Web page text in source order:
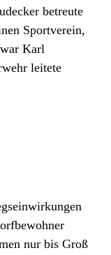
betreute
Sportverein,
Karl
leitete
nur bis Groß